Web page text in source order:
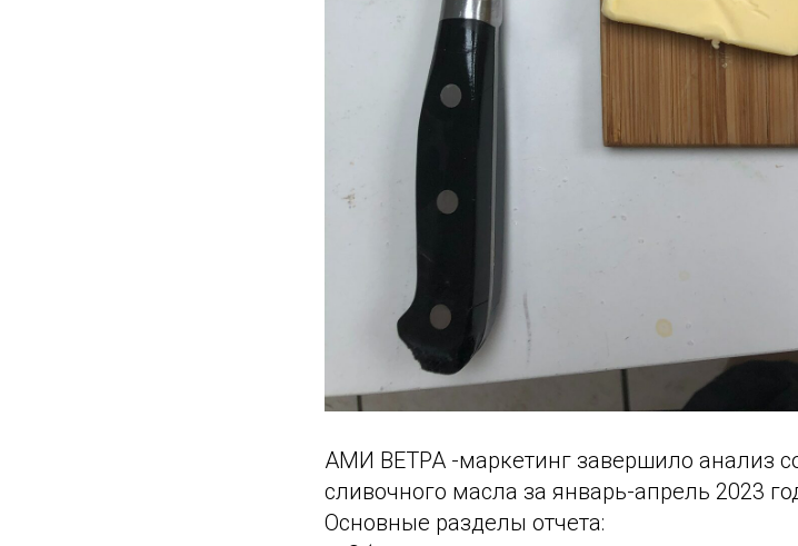
АМИ ВЕТРА -маркетинг завершило анализ
сливочного масла за январь-апрель 2023
Основные разделы отчета: